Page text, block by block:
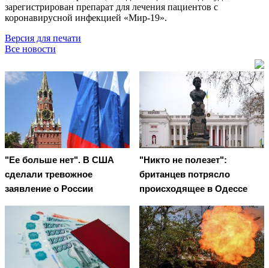
зарегистрирован препарат для лечения пациентов с
коронавирусной инфекцией «Мир-19».
Версия для печати
Все новости
"Ее больше нет". В США
сделали тревожное
заявление о России
"Никто не полезет":
британцев потрясло
происходящее в Одессе